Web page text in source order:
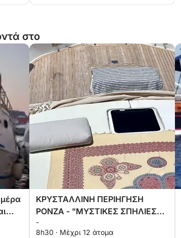
στο
ΚΡΥΣΤΑΛΛΙΝΗ ΠΕΡΙΗΓΗΣΗ
PONZA - "ΜΥΣΤΙΚΕΣ ΣΠΗΛΙΕΣ
ΚΑΙ ΤΥΡΚΟΥΑΖ ΝΕΡΑ"
-
8h30 · Μέχρι 12 άτομα